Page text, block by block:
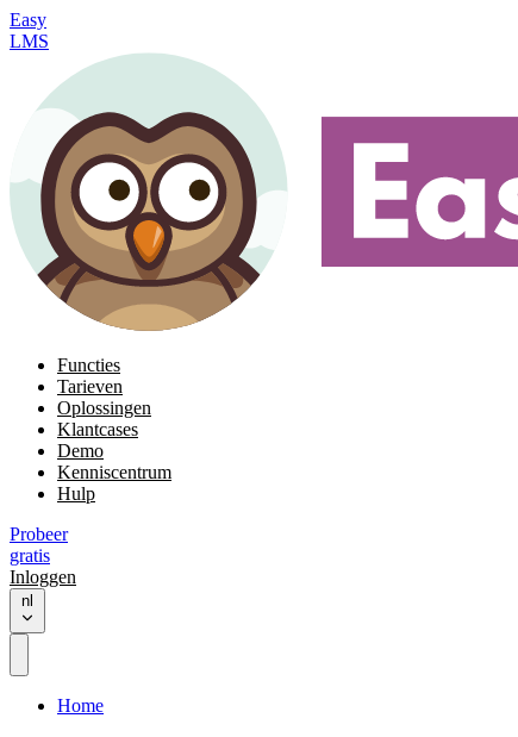
Easy
LMS
Functies
Tarieven
Oplossingen
Klantcases
Demo
Kenniscentrum
Hulp
Probeer
gratis
Inloggen
nl
Home